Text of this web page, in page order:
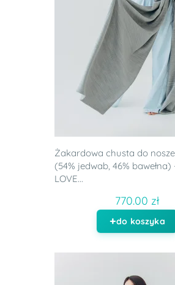
Żakardowa chusta do
(54% jedwab, 46% bawełna)
LOVE...
770.00 zł
do koszyka